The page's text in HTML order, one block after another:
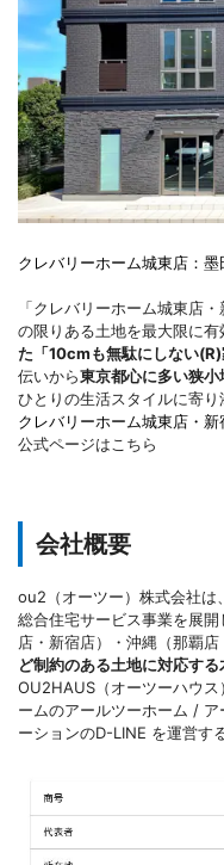
クレバリーホーム城東店：墨
「クレバリーホーム城東店
の限りある土地を最大限に有
た「10cmも無駄にしない(R)
伝いから東京都心に多い狭
ひとりの生活スタイルに寄り
クレバリーホーム城東店・新
公式ページはこちら
会社概要
ou2（オーツー）株式会社は
総合住宅サービス事業を展
店・新宿店）・沖縄（那覇店
ど制約のある土地に対応す
OU2HAUS（オーツーハウ
ームのアールツーホーム /
ーションのD-LINE を運営す